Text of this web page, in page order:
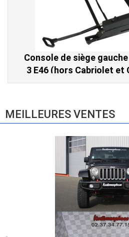
Ligne Cat-Back Active
Console de siège
3 E46 (hors Cabriolet et
E83 (2004-
MEILLEURES VENTES